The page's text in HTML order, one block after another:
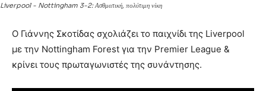
Liverpool - Nottingham 3-2: Ασθματική, πολύτιμη νίκη
Ο Γιάννης Σκοτίδας σχολιάζει το παιχνίδι της Liverpool
με την Nottingham Forest για την Premier League &
κρίνει τους πρωταγωνιστές της συνάντησης.